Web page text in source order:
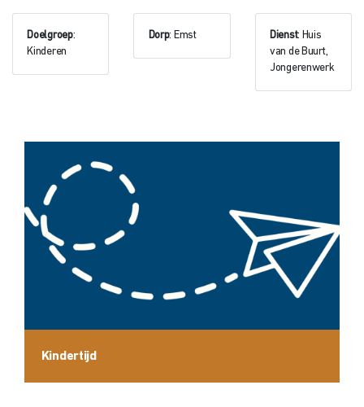
Doelgroep:
Kinderen
Dorp: Emst Dienst: Huis
van de Buurt,
Jongerenwerk
Kindertijd